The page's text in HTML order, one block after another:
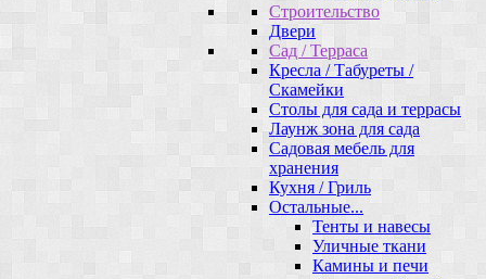
Строительство
Двери
Сад / Терраса
Кресла / Табуреты /
Скамейки
Столы для сада и террасы
Лаунж зона для сада
Садовая мебель для
хранения
Кухня / Гриль
Остальные...
Тенты и навесы
Уличные ткани
Камины и печи